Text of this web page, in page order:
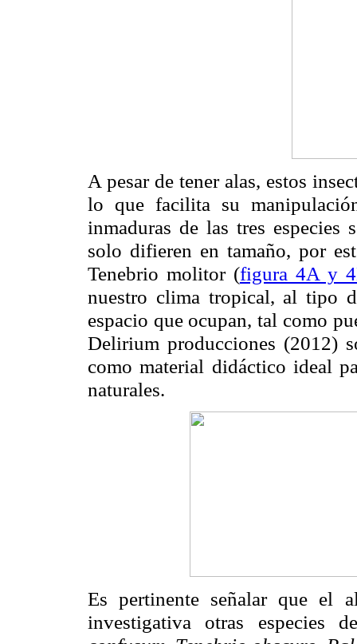
A pesar de tener alas, estos
lo que facilita su
inmaduras de las tres
solo difieren en tamaño, por
Tenebrio molitor (figura 4A y
nuestro clima tropical, al tipo
espacio que ocupan, tal como
Delirium producciones (2012)
como material didáctico ideal
naturales.
Es pertinente señalar que el
investigativa otras especies